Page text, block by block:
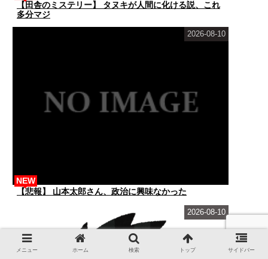
【田舎のミステリー】 タヌキが人間に化ける説、これ
多分マジ
【悲報】 山本太郎さん、政治に興味なかった
NEW
2026-08-10
2026-08-10
メニュー ホーム 検索 トップ サイドバー